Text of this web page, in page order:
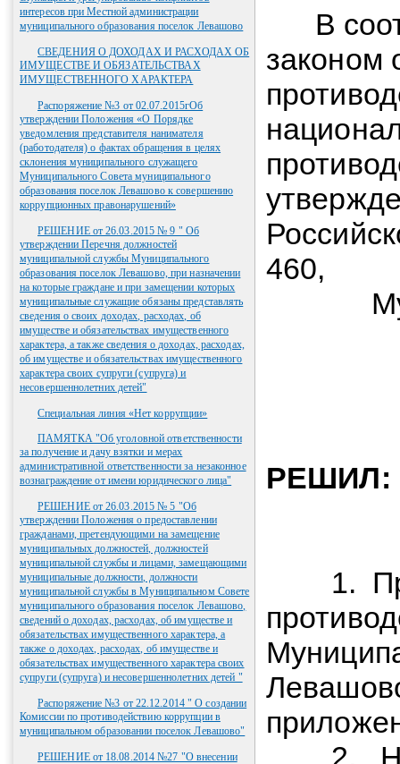
интересов при Местной администрации
муниципального образования поселок Левашово
СВЕДЕНИЯ О ДОХОДАХ И РАСХОДАХ ОБ
ИМУЩЕСТВЕ И ОБЯЗАТЕЛЬСТВАХ
ИМУЩЕСТВЕННОГО ХАРАКТЕРА
Распоряжение №3 от 02.07.2015гОб
утверждении Положения «О Порядке
уведомления представителя нанимателя
(работодателя) о фактах обращения в целях
склонения муниципального служащего
Муниципального Совета муниципального
образования поселок Левашово к совершению
коррупционных правонарушений»
РЕШЕНИЕ от 26.03.2015 № 9 " Об
утверждении Перечня должностей
муниципальной службы Муниципального
образования поселок Левашово, при назначении
на которые граждане и при замещении которых
муниципальные служащие обязаны представлять
сведения о своих доходах, расходах, об
имуществе и обязательствах имущественного
характера, а также сведения о доходах, расходах,
об имуществе и обязательствах имущественного
характера своих супруги (супруга) и
несовершеннолетних детей"
Специальная линия «Нет коррупции»
ПАМЯТКА "Об уголовной ответственности
за получение и дачу взятки и мерах
административной ответственности за незаконное
вознаграждение от имени юридического лица"
РЕШЕНИЕ от 26.03.2015 № 5 "Об
утверждении Положения о предоставлении
гражданами, претендующими на замещение
муниципальных должностей, должностей
муниципальной службы и лицами, замещающими
муниципальные должности, должности
муниципальной службы в Муниципальном Совете
муниципального образования поселок Левашово,
сведений о доходах, расходах, об имуществе и
обязательствах имущественного характера, а
также о доходах, расходах, об имуществе и
обязательствах имущественного характера своих
супруги (супруга) и несовершеннолетних детей "
Распоряжение №3 от 22.12.2014 " О создании
Комиссии по противодействию коррупции в
муниципальном образовании поселок Левашово"
РЕШЕНИЕ от 18.08.2014 №27 "О внесении
В
законом
460,
РЕШИЛ:
1.
2.